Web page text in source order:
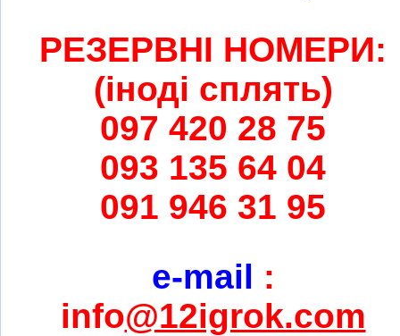
РЕЗЕРВНІ НОМЕРИ:
(іноді сплять)
097 420 28 75
093 135 64 04
091 946 31 95
e-mail :
info@12igrok.com